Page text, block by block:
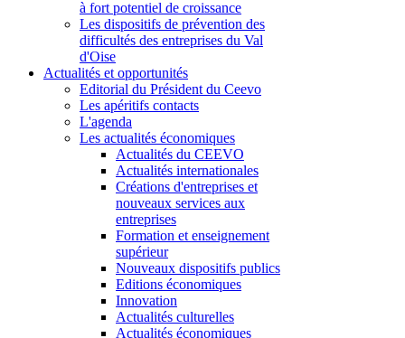
à fort potentiel de croissance
Les dispositifs de prévention des
difficultés des entreprises du Val
d'Oise
Actualités et opportunités
Editorial du Président du Ceevo
Les apéritifs contacts
L'agenda
Les actualités économiques
Actualités du CEEVO
Actualités internationales
Créations d'entreprises et
nouveaux services aux
entreprises
Formation et enseignement
supérieur
Nouveaux dispositifs publics
Editions économiques
Innovation
Actualités culturelles
Actualités économiques